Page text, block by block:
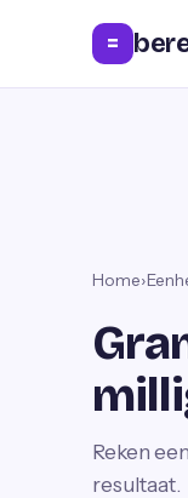
=
Home›
Reken
resultaat.